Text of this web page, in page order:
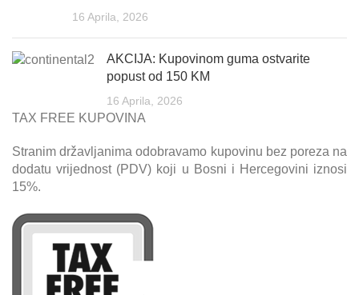
16 Aprila, 2026
AKCIJA: Kupovinom guma ostvarite
popust od 150 KM
16 Aprila, 2026
TAX FREE KUPOVINA
Stranim državljanima odobravamo kupovinu bez poreza na
dodatu vrijednost (PDV) koji u Bosni i Hercegovini iznosi
15%.